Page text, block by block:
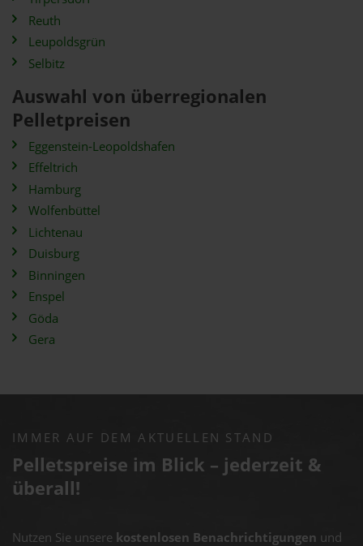
Reuth
Leupoldsgrün
Selbitz
Auswahl von überregionalen
Pelletpreisen
Eggenstein-Leopoldshafen
Effeltrich
Hamburg
Wolfenbüttel
Lichtenau
Duisburg
Binningen
Enspel
Göda
Gera
IMMER AUF DEM AKTUELLEN STAND
Pelletspreise im Blick – jederzeit &
überall!
Nutzen Sie unsere kostenlosen Benachrichtigungen und